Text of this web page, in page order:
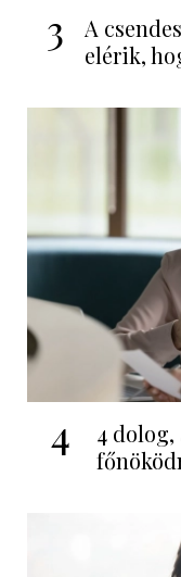
3
A
elérik,
4
4